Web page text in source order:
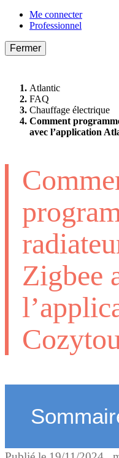
Me connecter
Professionnel
Fermer
Atlantic
FAQ
Chauffage électrique
Comment
avec l’application
Zigbee